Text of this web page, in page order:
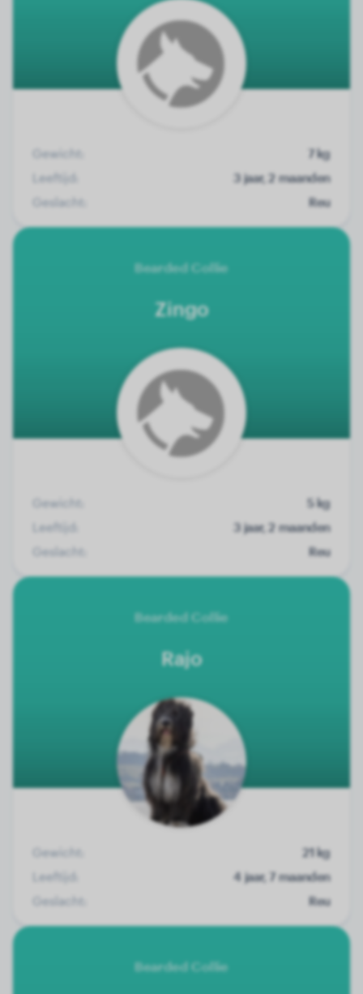
Gewicht:
7 kg
Leeftijd:
3 jaar, 2 maanden
Geslacht:
Reu
Bearded Collie
Zingo
Gewicht:
5 kg
Leeftijd:
3 jaar, 2 maanden
Geslacht:
Reu
Bearded Collie
Rajo
Gewicht:
21 kg
Leeftijd:
4 jaar, 7 maanden
Geslacht:
Reu
Bearded Collie